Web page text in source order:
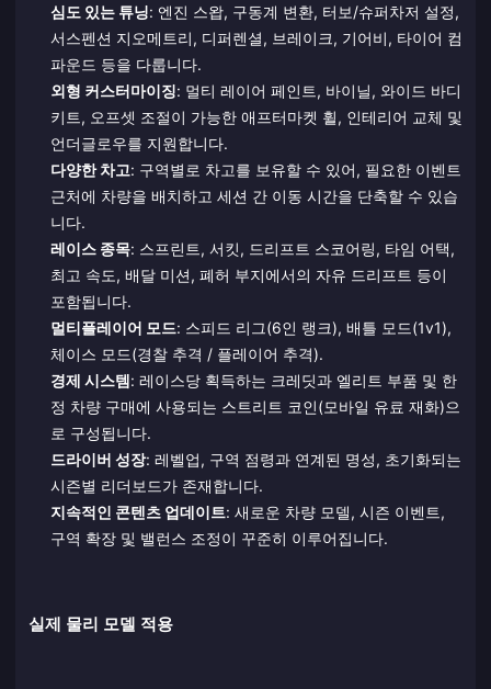
심도 있는 튜닝: 엔진 스왑, 구동계 변환, 터보/슈퍼차저 설정,
서스펜션 지오메트리, 디퍼렌셜, 브레이크, 기어비, 타이어 컴
파운드 등을 다룹니다.
외형 커스터마이징: 멀티 레이어 페인트, 바이닐, 와이드 바디
키트, 오프셋 조절이 가능한 애프터마켓 휠, 인테리어 교체 및
언더글로우를 지원합니다.
다양한 차고: 구역별로 차고를 보유할 수 있어, 필요한 이벤트
근처에 차량을 배치하고 세션 간 이동 시간을 단축할 수 있습
니다.
레이스 종목: 스프린트, 서킷, 드리프트 스코어링, 타임 어택,
최고 속도, 배달 미션, 폐허 부지에서의 자유 드리프트 등이
포함됩니다.
멀티플레이어 모드: 스피드 리그(6인 랭크), 배틀 모드(1v1),
체이스 모드(경찰 추격 / 플레이어 추격).
경제 시스템: 레이스당 획득하는 크레딧과 엘리트 부품 및 한
정 차량 구매에 사용되는 스트리트 코인(모바일 유료 재화)으
로 구성됩니다.
드라이버 성장: 레벨업, 구역 점령과 연계된 명성, 초기화되는
시즌별 리더보드가 존재합니다.
지속적인 콘텐츠 업데이트: 새로운 차량 모델, 시즌 이벤트,
구역 확장 및 밸런스 조정이 꾸준히 이루어집니다.
실제 물리 모델 적용